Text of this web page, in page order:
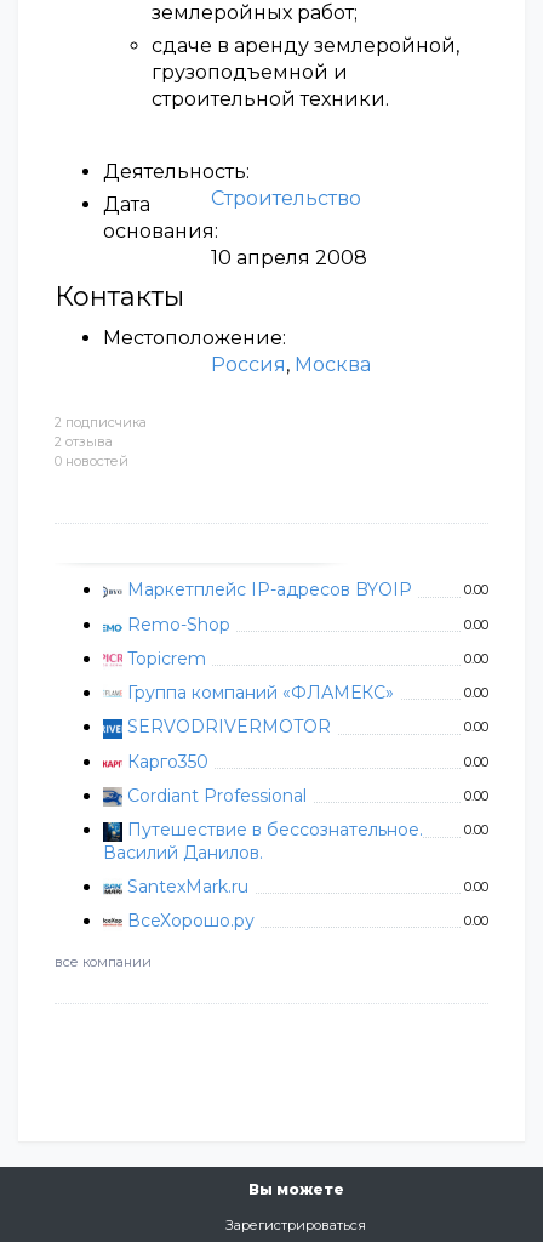
2 подписчика
2 отзыва
0 новостей
Маркетплейс IP-адресов BYOIP 0.00
Remo-Shop 0.00
Topicrem 0.00
Группа компаний «ФЛАМЕКС» 0.00
SERVODRIVERMOTOR 0.00
Карго350 0.00
Cordiant Professional 0.00
Путешествие в бессознательное.
Василий Данилов.
0.00
SantexMark.ru 0.00
ВсеХорошо.ру 0.00
все компании
землеройных работ;
сдаче в аренду землеройной,
грузоподъемной и
строительной техники.
Деятельность:
Строительство
Дата
основания:
10 апреля 2008
Контакты
Местоположение:
Россия, Москва
Вы можете
Зарегистрироваться